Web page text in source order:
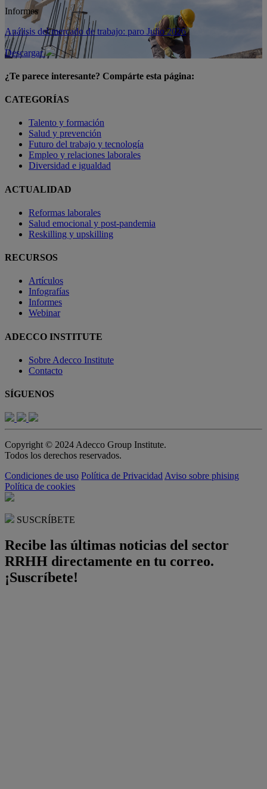
Informes
Análisis del mercado de trabajo: paro Julio 2026
Descargar
¿Te parece interesante? Compárte esta página:
CATEGORÍAS
Talento y formación
Salud y prevención
Futuro del trabajo y tecnología
Empleo y relaciones laborales
Diversidad e igualdad
ACTUALIDAD
Reformas laborales
Salud emocional y post-pandemia
Reskilling y upskilling
RECURSOS
Artículos
Infografías
Informes
Webinar
ADECCO INSTITUTE
Sobre Adecco Institute
Contacto
SÍGUENOS
Copyright © 2024 Adecco Group Institute.
Todos los derechos reservados.
Condiciones de uso Política de PrivacidadAviso sobre phising
Política de cookies
SUSCRÍBETE
Recibe las últimas noticias del sector
RRHH directamente en tu correo.
¡Suscríbete!